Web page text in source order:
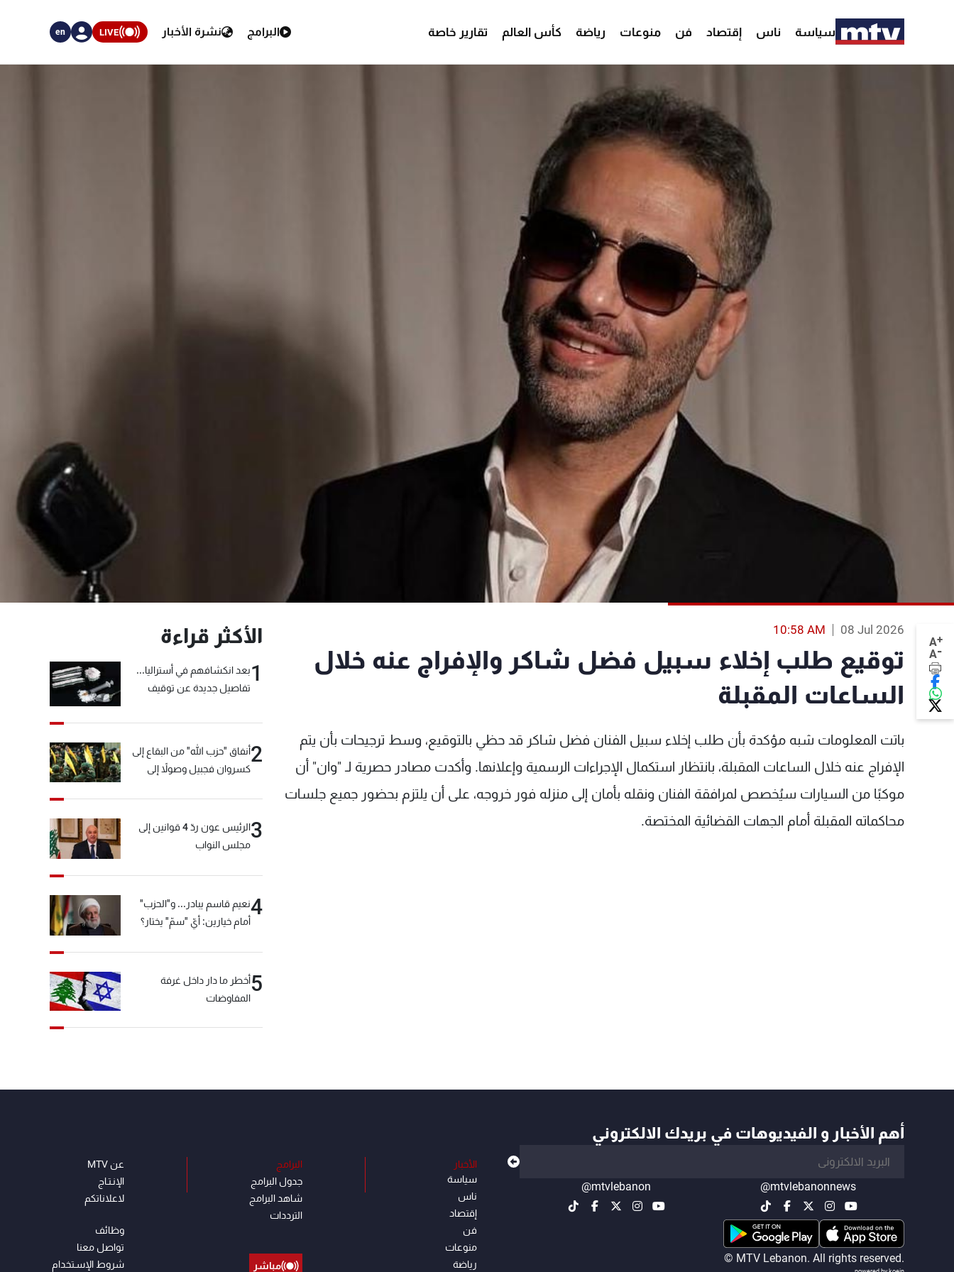
سياسة ناس إقتصاد فن منوعات رياضة كأس العالم تقارير خاصة البرامج نشرة الأخبار LIVE
en
A+
A-
08 Jul 2026
10:58 AM
توقيع طلب إخلاء سبيل فضل شاكر والإفراج عنه خلال
الساعات المقبلة
باتت المعلومات شبه مؤكدة بأن طلب إخلاء سبيل الفنان فضل شاكر قد حظي بالتوقيع، وسط ترجيحات بأن يتم
الإفراج عنه خلال الساعات المقبلة، بانتظار استكمال الإجراءات الرسمية وإعلانها. وأكدت مصادر حصرية لـ "وان" أن
موكبًا من السيارات سيُخصص لمرافقة الفنان ونقله بأمان إلى منزله فور خروجه، على أن يلتزم بحضور جميع جلسات
محاكماته المقبلة أمام الجهات القضائية المختصة.
الأكثر قراءة
1بعد انكشافهم في أستراليا...
تفاصيل جديدة عن توقيف
2أنفاق "حزب الله" من البقاع إلى
كسروان فجبيل وصولاً إلى
3
الرئيس عون ردّ 4 قوانين إلى
مجلس النواب
4نعيم قاسم يبادر... و"الحزب"
أمام خيارين: أيّ "سمّ" يختار؟
5أخطر ما دار داخل غرفة
المفاوضات
أهم الأخبار و الفيديوهات في بريدك الالكتروني
@mtvlebanonnews
@mtvlebanon
© MTV Lebanon. All rights reserved.
الأخبار
سياسة
ناس
إقتصاد
فن
منوعات
رياضة
البرامج
جدول البرامج
شاهد البرامج
الترددات
مباشر
عن MTV
الإنـتـاج
لاعلاناتكم
وظائف
تواصل معنا
شروط الإسـتخدام